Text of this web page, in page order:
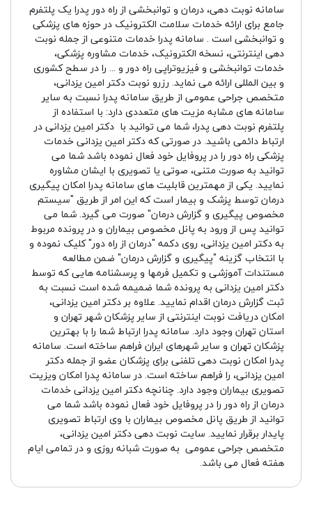
سامانه نوبت دهی، درمان و توانبخشی از راه دور پدرا یک پلتفرم
جامع برای ارائه خدمات سلامت الکترونیک در حوزه های پزشکی
و توانبخشی است . سامانه پدرا خدمات متنوعی از جمله نوبت
دهی اینترنتی، نسخه الکترونیک، خدمات مشاوره پزشکی،
خدمات توانبخشی و فیزیوتراپی راه دور و ... را در سطح کشوری
و بین المللی ارائه می نماید. رزرو نوبت دکتر امین یزدانی،
متخصص جراحی عمومی از طریق سامانه پدرا نسبت به سایر
سامانه های مشابه مزیت های متعددی دارد: با استفاده از
پلتفرم نوبت دهی پدرا، شما می توانید با دکتر امین یزدانی در
ارتباط دائمی باشید. در صورتی که دکتر امین یزدانی خدمات
پزشکی راه دور را در پروفایل خود فعال نموده باشد شما می
توانید به صورت متنی، صوتی یا تصویری با ایشان مشاوره
نمایید. یکی از مهمترین قابلیت های سامانه پدرا امکان پیگیری
درمان توسط پزشک و بیمار است که این امر از طریق "سیستم
مخصوص پیگیری و گزارش درمان" صورت می گیرد. شما می
توانید پس از ورود به پانل مخصوص بیماران و در پرونده مربوط
به دکتر امین یزدانی، روی دکمه "درمان از راه دور" کلیک نموده و
با انتخاب گزینه "پیگیری و گزارش درمان" ضمن مطالعه
مستندات آموزشی و تکمیل فرمها و پرسشنامه هایی که توسط
دکتر امین یزدانی به پرونده شما ضمیمه شده است نسبت به
ثبت گزارش درمان اقدام نمایید. علاوه بر دکتر امین یزدانی،
امکان دریافت نوبت اینترنتی از سایر پزشکان شهر تهران و
استان تهران وجود دارد. سامانه پدرا ارتباط شما را با بهترین
پزشکان تهران و سایر شهرهای ایران فراهم ساخته است. سامانه
پدرا امکان نوبت دهی تلفنی برای پزشکان عضو از جمله دکتر
امین یزدانی، را فراهم ساخته است. در سامانه پدرا امکان ویزیت
تصویری بیماران وجود دارد. چنانچه دکتر امین یزدانی خدمات
درمان از راه دور را در پروفایل خود فعال نموده باشد شما می
توانید از طریق پانل مخصوص بیماران با وی ارتباط تصویری
پایدار برقرار نمایید. سایت نوبت دهی دکتر امین یزدانی،
متخصص جراحی عمومی به صورت شبانه روزی و در تمامی ایام
هفته فعال می باشد.